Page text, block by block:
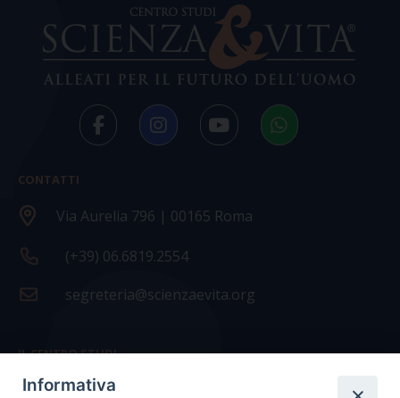
CONTATTI
Via Aurelia 796 | 00165 Roma
(+39) 06.6819.2554
segreteria@scienzaevita.org
IL CENTRO STUDI
La nostra storia
Informativa